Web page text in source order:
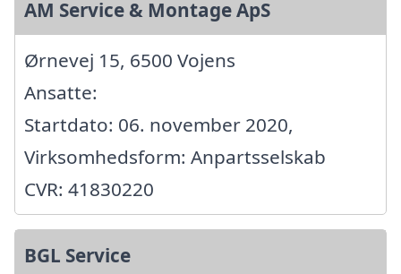
AM Service & Montage ApS
Ørnevej 15, 6500 Vojens
Ansatte:
Startdato: 06. november 2020,
Virksomhedsform: Anpartsselskab
CVR: 41830220
BGL Service